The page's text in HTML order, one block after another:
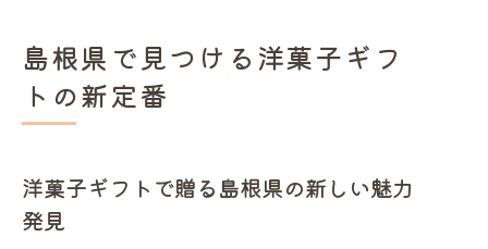
ト体験
女子に人気の洋菓子ギフト最新ランキ
洋菓子がプレゼントに選ばれる納得の
島根県で見つける洋菓子ギフ
トの新定番
洋菓子ギフトで贈る島根県の新しい魅力
発見